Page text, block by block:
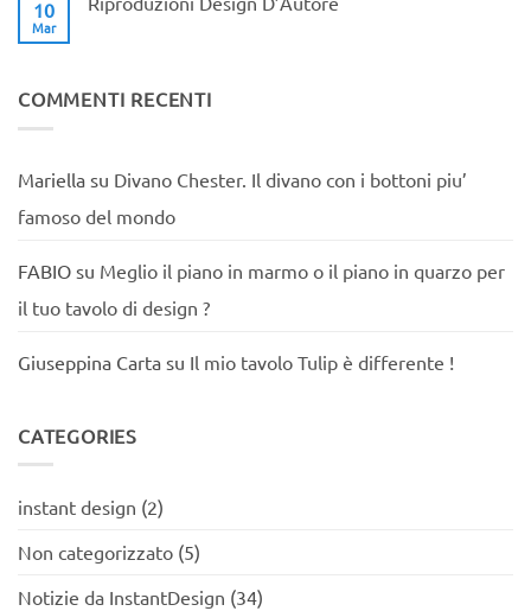
di
10
Mar
D’Autore
COMMENTI RECENTI
Mariella su Divano Chester. Il divano con i bottoni piu’
famoso del mondo
FABIO su Meglio il piano in marmo o il piano in quarzo per
il tuo tavolo di design ?
Giuseppina Carta su Il mio tavolo Tulip è differente !
CATEGORIES
instant design (2)
Non categorizzato (5)
Notizie da InstantDesign (34)